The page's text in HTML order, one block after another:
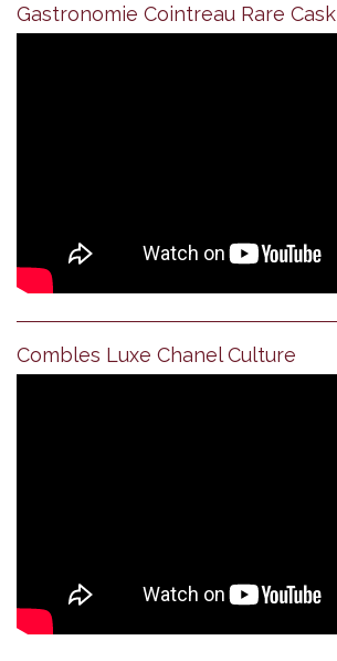
Gastronomie Cointreau Rare Cask
Combles Luxe Chanel Culture